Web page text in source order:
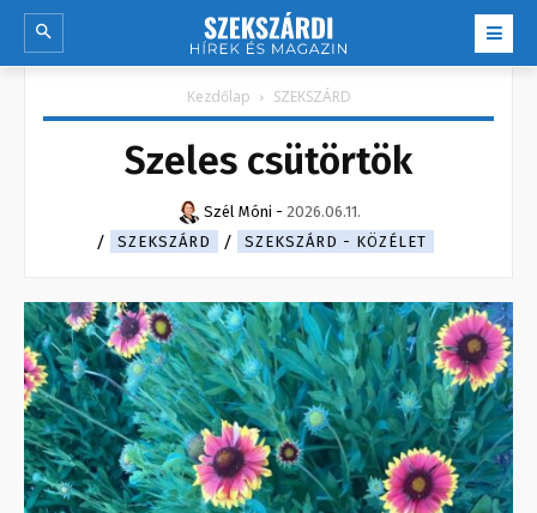
Kezdőlap SZEKSZÁRD
Szeles csütörtök
Szél Móni - 2026.06.11.
SZEKSZÁRD
SZEKSZÁRD - KÖZÉLET